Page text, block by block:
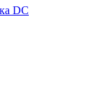
DC